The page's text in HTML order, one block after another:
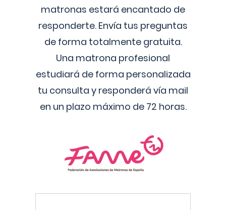
matronas estará encantado de
responderte. Envía tus preguntas
de forma totalmente gratuita.
Una matrona profesional
estudiará de forma personalizada
tu consulta y responderá vía mail
en un plazo máximo de 72 horas.